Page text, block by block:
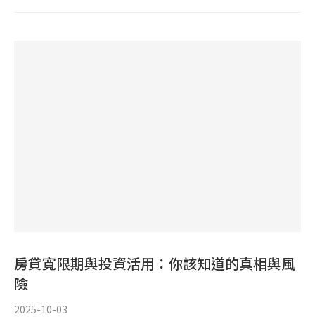
房貸寬限期與投資活用：你該知道的真相與風
險
2025-10-03